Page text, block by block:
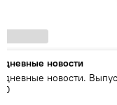
новости
новости.